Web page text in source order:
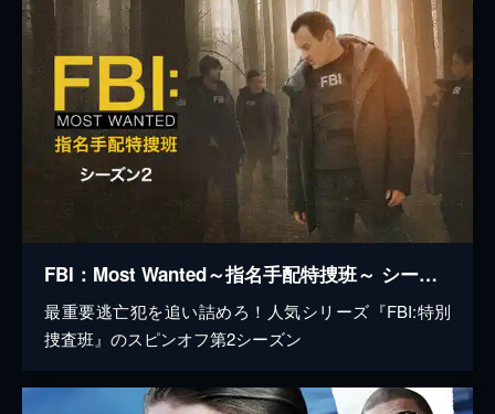
FBI：Most Wanted～指名手配特捜班～ シーズン2
最重要逃亡犯を追い詰めろ！人気シリーズ『FBI:特別
捜査班』のスピンオフ第2シーズン